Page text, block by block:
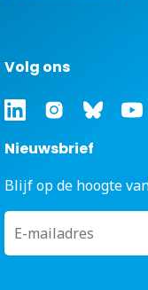
Volg ons
Nieuwsbrief
Blijf op de hoogte